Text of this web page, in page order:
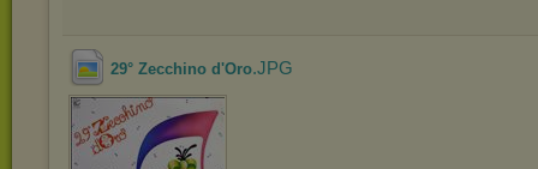
29° Zecchino d'Oro.JPG